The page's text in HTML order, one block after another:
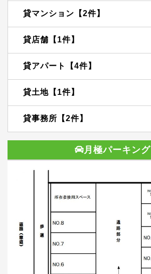
貸マンション【2件】
貸店舗【1件】
貸アパート【4件】
貸土地【1件】
貸事務所【2件】
月極パーキング